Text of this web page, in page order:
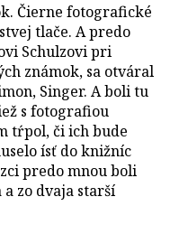
Čierne fotografické
tlače. A predo
Schulzovi pri
známok, sa otváral
Singer. A boli tu
s fotografiou
tŕpol, či ich bude
ísť do knižníc
predo mnou boli
zo dvaja starší